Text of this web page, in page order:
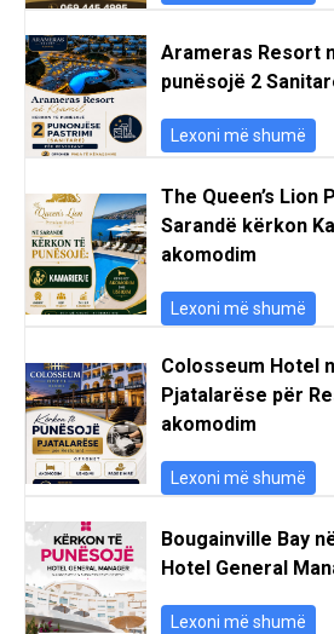
Arameras Resort
punësojë 2
Lexoni më shumë
The Queen’s Lion
Sarandë kërkon
akomodim
Lexoni më shumë
Colosseum Hotel
Pjatalarëse për
akomodim
Lexoni më shumë
Bougainville Bay
Hotel General
Lexoni më shumë